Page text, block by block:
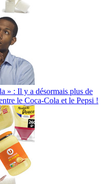
» : Il y a désormais plus de
le Coca-Cola et le Pepsi !